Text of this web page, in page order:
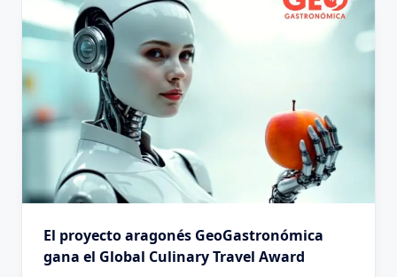
El proyecto aragonés GeoGastronómica
gana el Global Culinary Travel Award